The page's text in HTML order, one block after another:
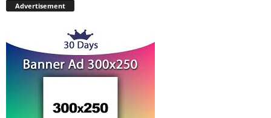
Advertisement